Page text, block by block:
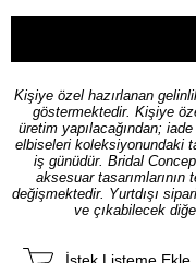
Kişiye özel hazırlanan
göstermektedir. Kişiye
üretim yapılacağından;
elbiseleri koleksiyonundaki
iş günüdür. Bridal
aksesuar
değişmektedir. Yurtdışı
ve çıkabilecek
İstek Listeme Ekle